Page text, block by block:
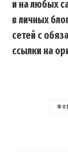
и на любых
в личных
сетей с
ссылки на